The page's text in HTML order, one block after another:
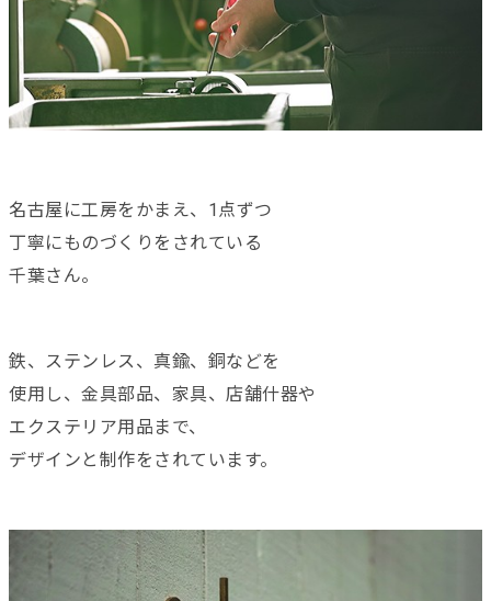
名古屋に工房をかまえ、1点ずつ
丁寧にものづくりをされている
千葉さん。
鉄、ステンレス、真鍮、銅などを
使用し、金具部品、家具、店舗什器や
エクステリア用品まで、
デザインと制作をされています。